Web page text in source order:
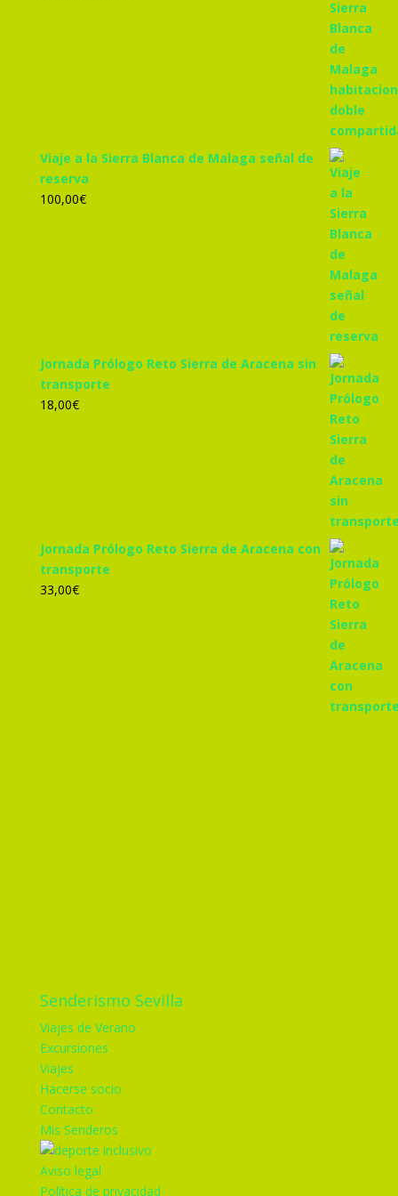
Viaje a la Sierra Blanca de Malaga señal de
reserva
100,00€
Jornada Prólogo Reto Sierra de Aracena sin
transporte
18,00€
Jornada Prólogo Reto Sierra de Aracena con
transporte
33,00€
Senderismo Sevilla
Viajes de Verano
Excursiones
Viajes
Hacerse socio
Contacto
Mis Senderos
Aviso legal
Política de privacidad